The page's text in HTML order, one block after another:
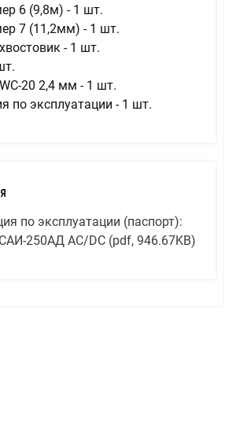
6 (9,8м) - 1 шт.
7 (11,2мм) - 1 шт.
- 1 шт.
20 2,4 мм - 1 шт.
по эксплуатации - 1 шт.
по эксплуатации (паспорт):
250АД AC/DC (pdf, 946.67KB)